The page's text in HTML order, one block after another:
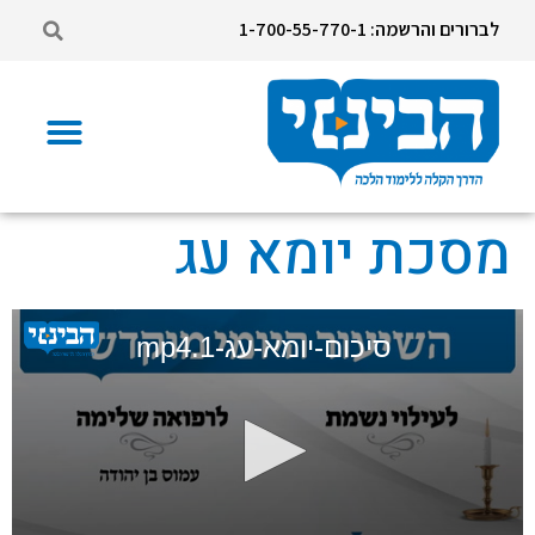
לברורים והרשמה: 1-700-55-770-1
מסכת יומא עג
סיכום-יומא-עג-1.mp4